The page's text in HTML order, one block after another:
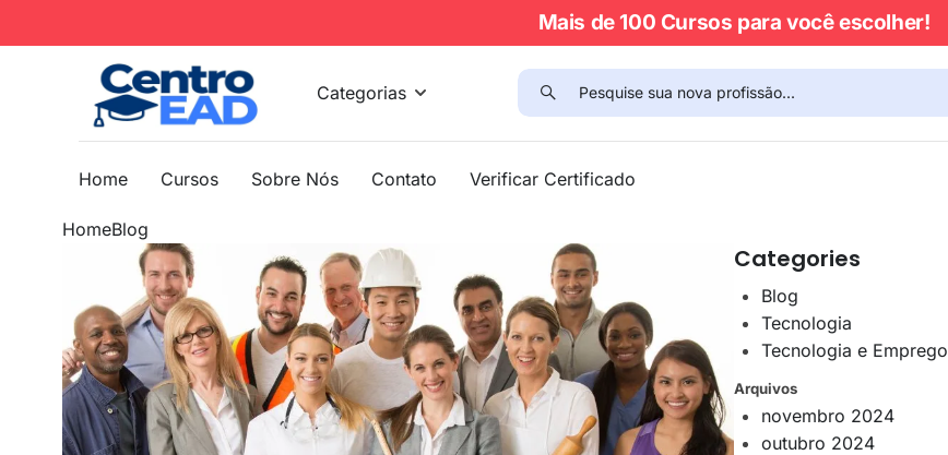
Mais de 100 Cursos para você escolher!
Categorias
Home Cursos Sobre Nós Contato Verificar Certificado
HomeBlog
Categories
Blog
Tecnologia
Tecnologia e Emprego
Arquivos
novembro 2024
outubro 2024